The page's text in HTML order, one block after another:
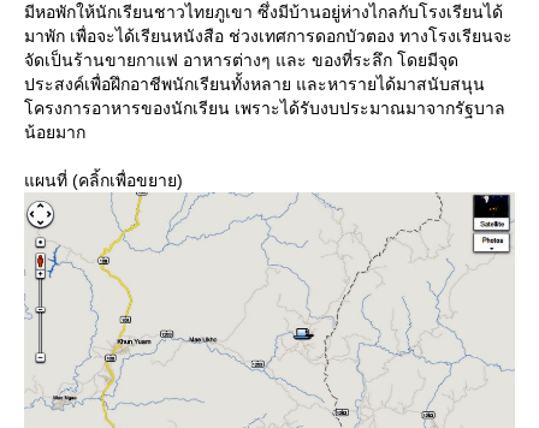
มีหอพักให้นักเรียนชาวไทยภูเขา ซึ่งมีบ้านอยู่ห่างไกลกับโรงเรียนได้
มาพัก เพื่อจะได้เรียนหนังสือ ช่วงเทศการดอกบัวตอง ทางโรงเรียนจะ
จัดเป็นร้านขายกาแฟ อาหารต่างๆ และ ของที่ระลึก โดยมีจุด
ประสงค์เพื่อฝึกอาชีพนักเรียนทั้งหลาย และหารายได้มาสนับสนุน
ครงการอาหารของนักเรียน เพราะได้รับงบประมาณมาจากรัฐบาล
น้อยมาก
ผนที่ (คลิ้กเพื่อขยาย)